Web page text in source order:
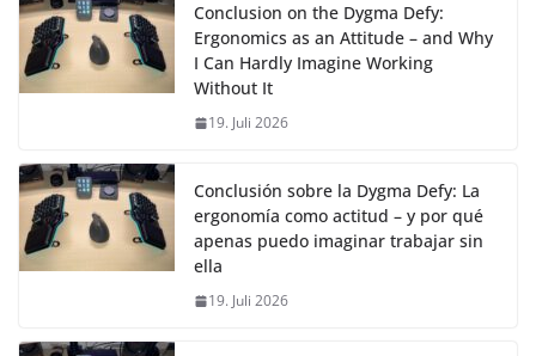
Conclusion on the Dygma Defy:
Ergonomics as an Attitude – and Why
I Can Hardly Imagine Working
Without It
19. Juli 2026
Conclusión sobre la Dygma Defy: La
ergonomía como actitud – y por qué
apenas puedo imaginar trabajar sin
ella
19. Juli 2026